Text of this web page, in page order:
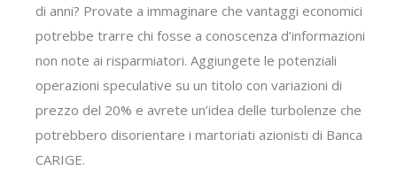
di anni? Provate a immaginare che vantaggi economici
potrebbe trarre chi fosse a conoscenza d’informazioni
non note ai risparmiatori. Aggiungete le potenziali
operazioni speculative su un titolo con variazioni di
prezzo del 20% e avrete un’idea delle turbolenze che
potrebbero disorientare i martoriati azionisti di Banca
CARIGE.